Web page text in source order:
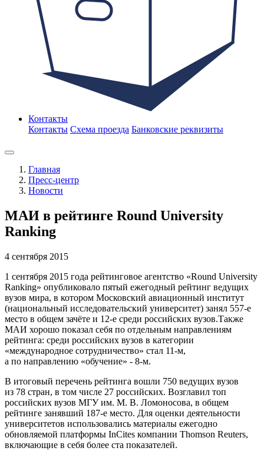
Контакты
Контакты Схема проезда Банковские реквизиты
Главная
Пресс-центр
Новости
МАИ в рейтинге Round University
Ranking
4 сентября 2015
1 сентября 2015 года рейтинговое агентство «Round University
Ranking» опубликовало пятый ежегодный рейтинг ведущих
вузов мира, в котором Московский авиационный институт
(национальный исследовательский университет) занял 557-е
место в общем зачёте и 12-е среди российских вузов.Также
МАИ хорошо показал себя по отдельным направлениям
рейтинга: среди российских вузов в категории
«международное сотрудничество» стал 11-м,
а по направлению «обучение» - 8-м.
В итоговый перечень рейтинга вошли 750 ведущих вузов
из 78 стран, в том числе 27 российских. Возглавил топ
российских вузов МГУ им. М. В. Ломоносова, в общем
рейтинге занявший 187-е место. Для оценки деятельности
университетов использовались материалы ежегодно
обновляемой платформы InCites компании Thomson Reuters,
включающие в себя более ста показателей.